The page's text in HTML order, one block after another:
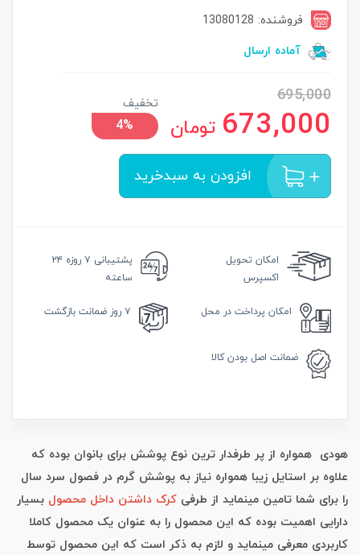
فروشنده: 13080128
آماده ارسال
695,000
673,000 تومان
تخفیف
4%
افزودن به سبدخرید
امکان تحویل
اکسپرس
پشتیبانی
۷ روزه ۲۴
ساعته
امکان پرداخت در محل ۷ روز ضمانت بازگشت
ضمانت اصل بودن کالا
هودی همواره از پر طرفدار ترین نوع پوشش برای بانوان بوده که
علاوه بر استایل زیبا همواره نیاز به پوشش گرم در فصول سرد سال
را برای شما تامین مینماید از طرفی کرک داشتن داخل محصول بسیار
دارایی اهمیت بوده که این محصول را به عنوان یک محصول کاملا
کاربردی معرفی مینماید و لازم به ذکر است که این محصول توسط